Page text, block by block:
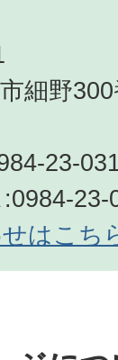
細野
23-
23-
はこち